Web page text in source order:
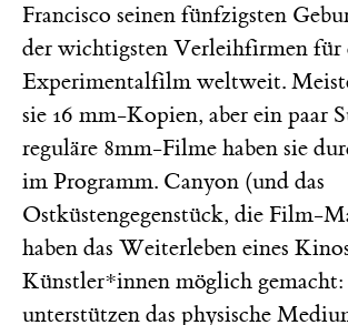
Francisco seinen fünfzigsten
der wichtigsten Verleihfirmen für
Experimentalfilm weltweit.
sie 16 mm-Kopien, aber ein paar
reguläre 8mm-Filme haben sie
im Programm. Canyon (und das
Ostküstengegenstück, die Film-
haben das Weiterleben eines
Künstler*innen möglich gemacht:
unterstützen das physische